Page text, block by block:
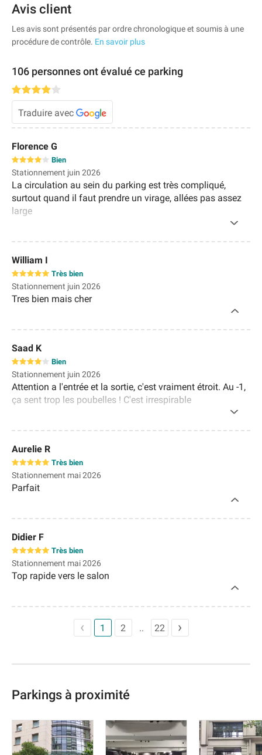
Avis client
Les avis sont présentés par ordre chronologique et soumis à une
procédure de contrôle. En savoir plus
106 personnes ont évalué ce parking
Traduire avec
Florence G
Bien
Stationnement juin 2026
La circulation au sein du parking est très compliqué,
surtout quand il faut prendre un virage, allées pas assez
large
William I
Très bien
Stationnement juin 2026
Tres bien mais cher
Saad K
Bien
Stationnement juin 2026
Attention a l'entrée et la sortie, c'est vraiment étroit. Au -1,
ça sent trop les poubelles ! C'est irrespirable
Aurelie R
Très bien
Stationnement mai 2026
Parfait
Didier F
Très bien
Stationnement mai 2026
Top rapide vers le salon
1 2 22
Parkings à proximité